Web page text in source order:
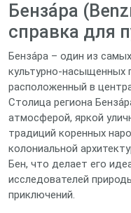
Бенза́ра
справка для
Бенза́ра – один из
культурно‑насыщенных
расположенный в
Столица региона
атмосферой, яркой
традиций коренных
колониальной
Бен, что делает его
исследователей
приключений.